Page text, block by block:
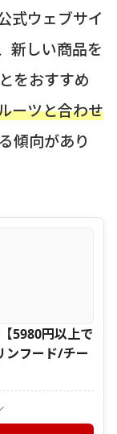
式ウェブサイ
新しい商品を
をおすすめ
ーツと合わせ
傾向があり
5980円以上で
ンフード/チー